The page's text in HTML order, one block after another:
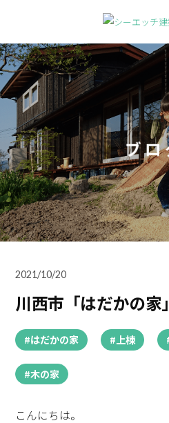
ブ
2021/10/20
川西市「はだかの家
#はだかの家 #上棟
#木の家
こんにちは。